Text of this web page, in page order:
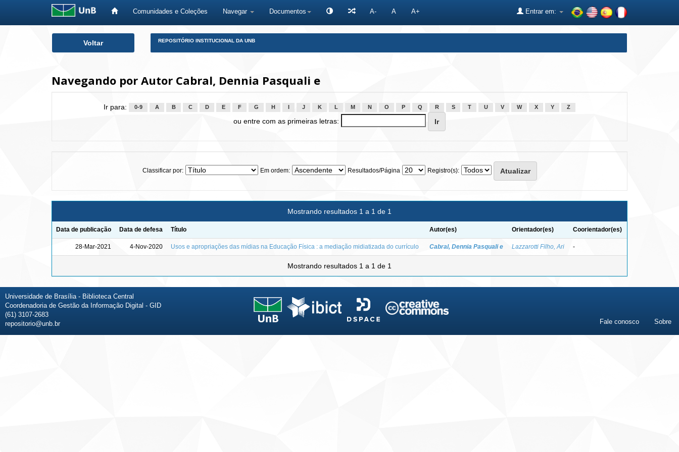
Comunidades e Coleções Navegar Documentos A- A A+ Entrar em:
Voltar REPOSITÓRIO INSTITUCIONAL DA UNB
Navegando por Autor Cabral, Dennia Pasquali e
Ir para: 0-9 A B C D E F G H J K L M N O P Q R S T U V W X Y Z
ou entre com as primeiras letras:
Classificar por: Em ordem: Resultados/Página Registro(s):
Mostrando resultados 1 a 1 de 1
Data de publicação Data de defesa Título Autor(es) Orientador(es) Coorientador(es)
28-Mar-2021 4-Nov-2020 Usos e apropriações das mídias na Educação Física : a mediação midiatizada do currículo Cabral, Dennia Pasquali e Lazzarotti Filho, Ari -
Mostrando resultados 1 a 1 de 1
Universidade de Brasília - Biblioteca Central
Coordenadoria de Gestão da Informação Digital - GID
(61) 3107-2683
repositorio@unb.br
Fale conosco Sobre